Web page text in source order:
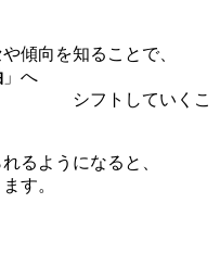
傾向を知ることで、
」へ
ていくこ
るようになると、
す。